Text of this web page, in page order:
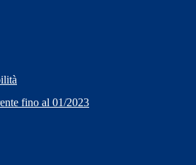
fino al 01/2023